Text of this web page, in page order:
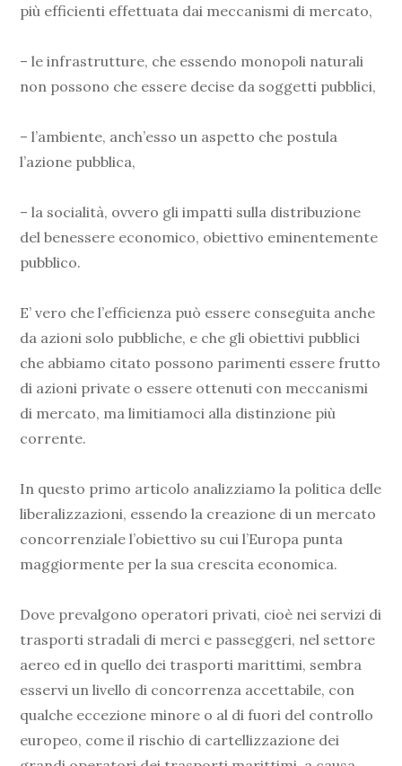
più efficienti effettuata dai meccanismi di mercato,
– le infrastrutture, che essendo monopoli naturali
non possono che essere decise da soggetti pubblici,
– l’ambiente, anch’esso un aspetto che postula
l’azione pubblica,
– la socialità, ovvero gli impatti sulla distribuzione
del benessere economico, obiettivo eminentemente
pubblico.
E’ vero che l’efficienza può essere conseguita anche
da azioni solo pubbliche, e che gli obiettivi pubblici
che abbiamo citato possono parimenti essere frutto
di azioni private o essere ottenuti con meccanismi
di mercato, ma limitiamoci alla distinzione più
corrente.
In questo primo articolo analizziamo la politica delle
liberalizzazioni, essendo la creazione di un mercato
concorrenziale l’obiettivo su cui l’Europa punta
maggiormente per la sua crescita economica.
Dove prevalgono operatori privati, cioè nei servizi di
trasporti stradali di merci e passeggeri, nel settore
aereo ed in quello dei trasporti marittimi, sembra
esservi un livello di concorrenza accettabile, con
qualche eccezione minore o al di fuori del controllo
europeo, come il rischio di cartellizzazione dei